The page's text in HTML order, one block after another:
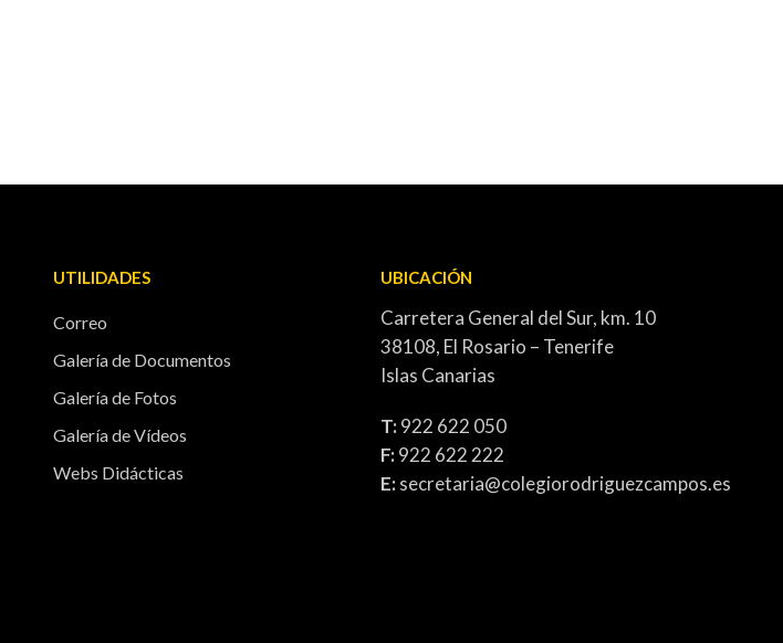
UTILIDADES
Correo
Galería de Documentos
Galería de Fotos
Galería de Vídeos
Webs Didácticas
UBICACIÓN
Carretera General del Sur, km. 10
38108, El Rosario – Tenerife
Islas Canarias
T:922 622 050
F:922 622 222
E:secretaria@colegiorodriguezcampos.es